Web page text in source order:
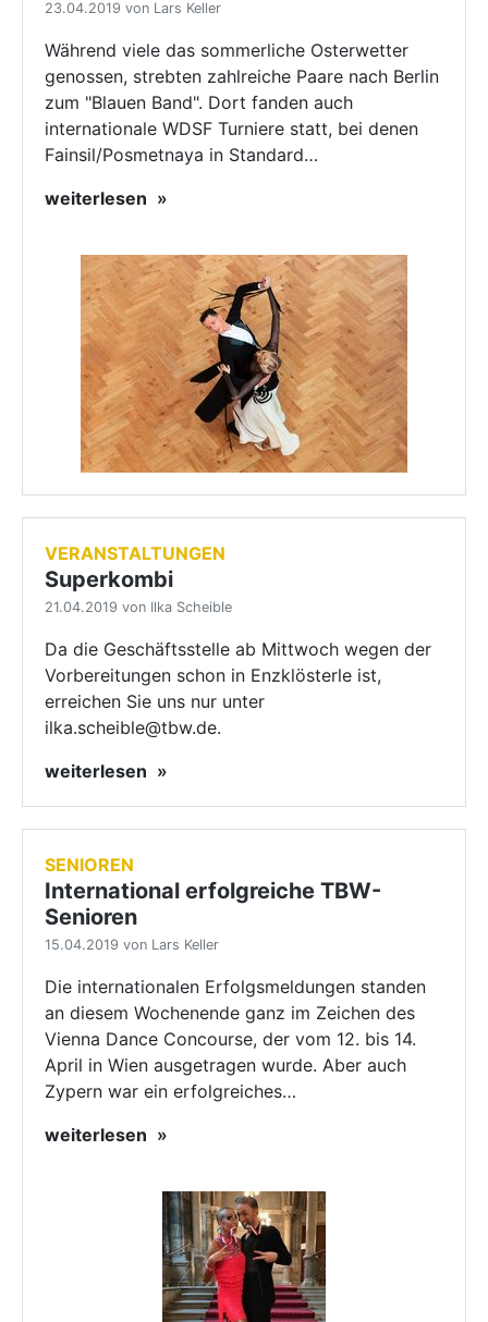
23.04.2019 von Lars Keller
Während viele das sommerliche Osterwetter
genossen, strebten zahlreiche Paare nach Berlin
zum "Blauen Band". Dort fanden auch
internationale WDSF Turniere statt, bei denen
Fainsil/Posmetnaya in Standard…
weiterlesen
VERANSTALTUNGEN
Superkombi
21.04.2019 von Ilka Scheible
Da die Geschäftsstelle ab Mittwoch wegen der
Vorbereitungen schon in Enzklösterle ist,
erreichen Sie uns nur unter
ilka.scheible@tbw.de.
weiterlesen
SENIOREN
International erfolgreiche TBW-
Senioren
15.04.2019 von Lars Keller
Die internationalen Erfolgsmeldungen standen
an diesem Wochenende ganz im Zeichen des
Vienna Dance Concourse, der vom 12. bis 14.
April in Wien ausgetragen wurde. Aber auch
Zypern war ein erfolgreiches…
weiterlesen